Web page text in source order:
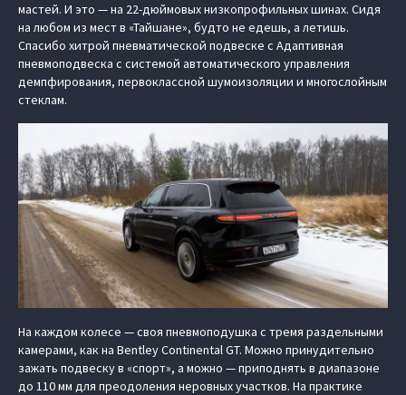
мастей. И это — на 22-дюймовых низкопрофильных шинах. Сидя
на любом из мест в «Тайшане», будто не едешь, а летишь.
Спасибо хитрой пневматической подвеске с Адаптивная
пневмоподвеска с системой автоматического управления
демпфирования, первоклассной шумоизоляции и многослойным
стеклам.
На каждом колесе — своя пневмоподушка с тремя раздельными
камерами, как на Bentley Continental GT. Можно принудительно
зажать подвеску в «спорт», а можно — приподнять в диапазоне
до 110 мм для преодоления неровных участков. На практике